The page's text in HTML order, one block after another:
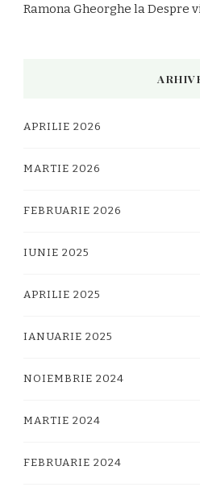
Ramona Gheorghe laDespre
APRILIE 2026
MARTIE 2026
FEBRUARIE 2026
IUNIE 2025
APRILIE 2025
IANUARIE 2025
NOIEMBRIE 2024
MARTIE 2024
FEBRUARIE 2024